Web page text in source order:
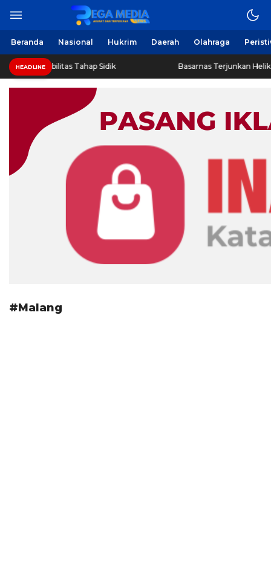
Regamedianews.com
Berita Harian Online
Beranda Nasional Hukrim Daerah Olahraga
HEADLINE
Disabilitas Tahap Sidik Basarnas Terjunkan Helikopter
#Malang